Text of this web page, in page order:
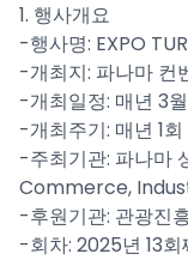
1. 행사개요
-행사명: EXPO
-개최지: 파나마 컨
-개최일정: 매년 3
-개최주기: 매년 1회
-주최기관: 파나마
Commerce,
-후원기관: 관광진
-회차: 2025년 13회